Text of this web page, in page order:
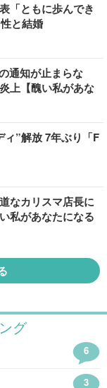
「ともに歩んでき
と結婚
通知が止まらな
上【醜い私があな
”解放 7年ぶり「F
なカリスマ店長に
私があなたになる